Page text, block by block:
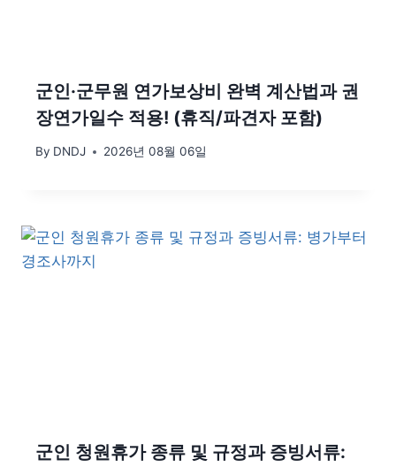
군인·군무원 연가보상비 완벽 계산법과 권
장연가일수 적용! (휴직/파견자 포함)
By DNDJ 2026년 08월 06일
군인 청원휴가 종류 및 규정과 증빙서류: